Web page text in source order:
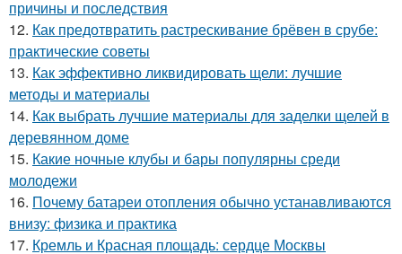
причины и последствия
12. Как предотвратить растрескивание брёвен в срубе:
практические советы
13. Как эффективно ликвидировать щели: лучшие
методы и материалы
14. Как выбрать лучшие материалы для заделки щелей в
деревянном доме
15. Какие ночные клубы и бары популярны среди
молодежи
16. Почему батареи отопления обычно устанавливаются
внизу: физика и практика
17. Кремль и Красная площадь: сердце Москвы